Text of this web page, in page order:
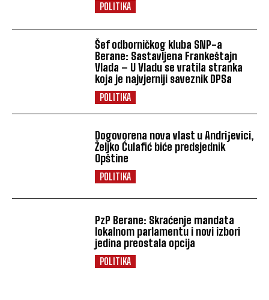
POLITIKA
Šef odborničkog kluba SNP-a
Berane: Sastavljena Frankeštajn
Vlada – U Vladu se vratila stranka
koja je najvjerniji saveznik DPSa
POLITIKA
Dogovorena nova vlast u Andriјevici,
Željko Ćulafić biće predsjednik
Opštine
POLITIKA
PzP Berane: Skraćenje mandata
lokalnom parlamentu i novi izbori
jedina preostala opcija
POLITIKA